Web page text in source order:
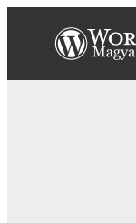
tartalomhoz